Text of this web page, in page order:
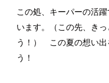
この処、キーパーの活
います。（この先、き
う！） この夏の想い出
う！